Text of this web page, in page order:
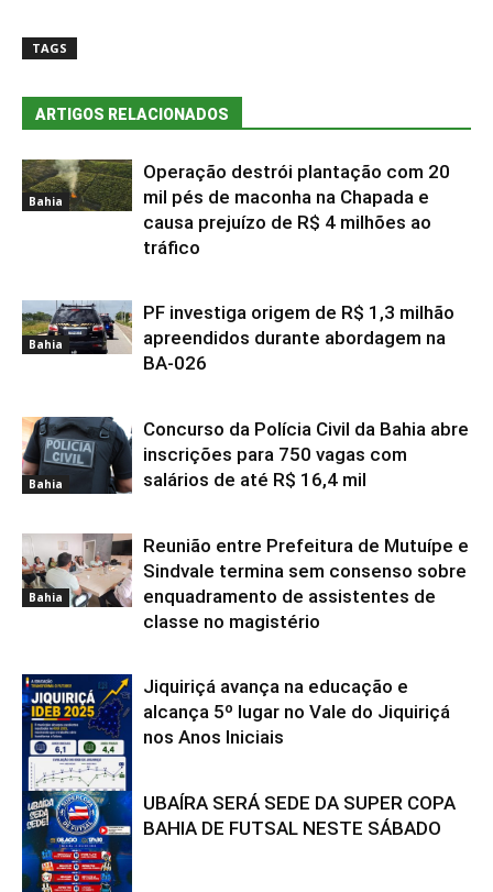
TAGS
ARTIGOS RELACIONADOS
Bahia
Operação destrói plantação com 20
mil pés de maconha na Chapada e
causa prejuízo de R$ 4 milhões ao
tráfico
Bahia
PF investiga origem de R$ 1,3 milhão
apreendidos durante abordagem na
BA-026
Bahia
Concurso da Polícia Civil da Bahia abre
inscrições para 750 vagas com
salários de até R$ 16,4 mil
Bahia
Reunião entre Prefeitura de Mutuípe e
Sindvale termina sem consenso sobre
enquadramento de assistentes de
classe no magistério
Bahia
Jiquiriçá avança na educação e
alcança 5º lugar no Vale do Jiquiriçá
nos Anos Iniciais
UBAÍRA SERÁ SEDE DA SUPER COPA
BAHIA DE FUTSAL NESTE SÁBADO